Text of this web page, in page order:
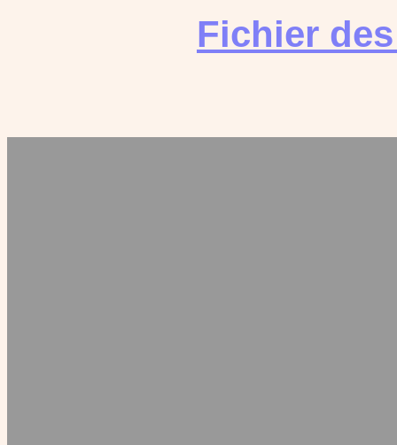
Fichier